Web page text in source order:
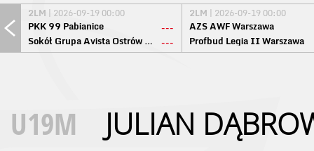
2LM | 2026-09-19 00:00
PKK 99 Pabianice
---
Sokół Grupa Avista Ostrów Maz. ---
2LM | 2026-09-19 00:00
AZS AWF Warszawa
Profbud Legia II Warszawa
U19M JULIAN